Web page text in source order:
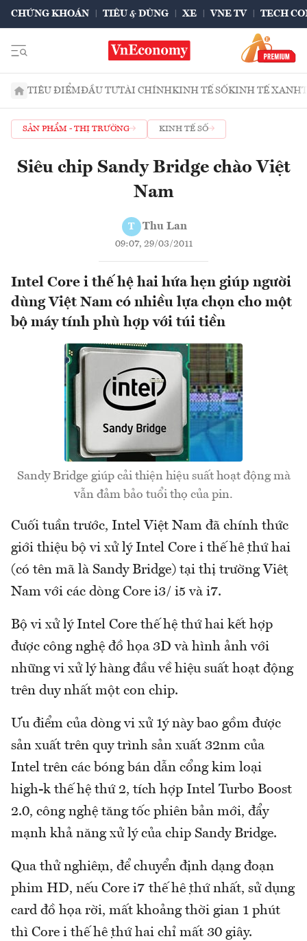
CHỨNG KHOÁN TIÊU & DÙNG XE VNE TV TECH
TIÊU ĐIỂMĐẦU TƯTÀI CHÍNHKINH TẾ SỐKINH TẾ XANH
SẢN PHẨM - THỊ TRƯỜNG KINH TẾ SỐ
Siêu chip Sandy Bridge chào Việt
Nam
T Thu Lan
09:07, 29/03/2011
Intel Core i thế hệ hai hứa hẹn giúp người
dùng Việt Nam có nhiều lựa chọn cho một
bộ máy tính phù hợp với túi tiền
Sandy Bridge giúp cải thiện hiệu suất hoạt động mà
vẫn đảm bảo tuổi thọ của pin.
Cuối tuần trước, Intel Việt Nam đã chính thức
giới thiệu bộ vi xử lý Intel Core i thế hệ thứ hai
(có tên mã là Sandy Bridge) tại thị trường Việt
Nam với các dòng Core i3/ i5 và i7.
Bộ vi xử lý Intel Core thế hệ thứ hai kết hợp
được công nghệ đồ họa 3D và hình ảnh với
những vi xử lý hàng đầu về hiệu suất hoạt động
trên duy nhất một con chip.
Ưu điểm của dòng vi xử 1ý này bao gồm được
sản xuất trên quy trình sản xuất 32nm của
Intel trên các bóng bán dẫn cổng kim loại
high-k thế hệ thứ 2, tích hợp Intel Turbo Boost
2.0, công nghệ tăng tốc phiên bản mới, đẩy
mạnh khả năng xử lý của chip Sandy Bridge.
Qua thử nghiệm, để chuyển định dạng đoạn
phim HD, nếu Core i7 thế hệ thứ nhất, sử dụng
card đồ họa rời, mất khoảng thời gian 1 phút
thì Core i thế hệ thứ hai chỉ mất 30 giây.